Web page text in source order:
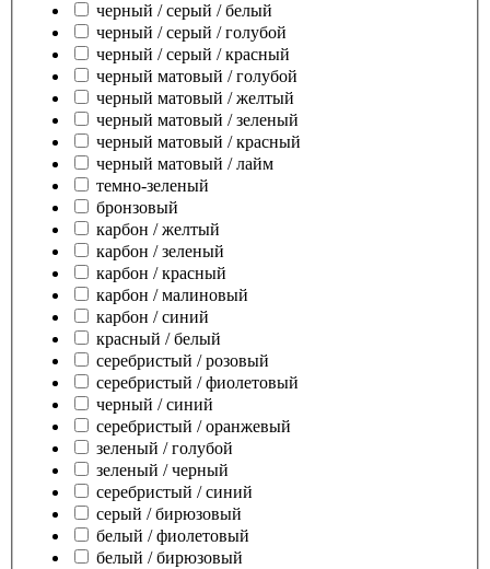
черный / серый / белый
черный / серый / голубой
черный / серый / красный
черный матовый / голубой
черный матовый / желтый
черный матовый / зеленый
черный матовый / красный
черный матовый / лайм
темно-зеленый
бронзовый
карбон / желтый
карбон / зеленый
карбон / красный
карбон / малиновый
карбон / синий
красный / белый
серебристый / розовый
серебристый / фиолетовый
черный / синий
серебристый / оранжевый
зеленый / голубой
зеленый / черный
серебристый / синий
серый / бирюзовый
белый / фиолетовый
белый / бирюзовый